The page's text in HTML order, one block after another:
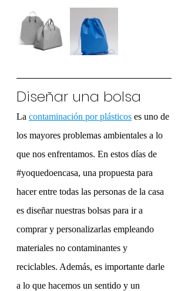
Diseñar una bolsa
La contaminación por plásticos es uno de
los mayores problemas ambientales a lo
que nos enfrentamos. En estos días de
#yoquedoencasa, una propuesta para
hacer entre todas las personas de la casa
es diseñar nuestras bolsas para ir a
comprar y personalizarlas empleando
materiales no contaminantes y
reciclables. Además, es importante darle
a lo que hacemos un sentido y un